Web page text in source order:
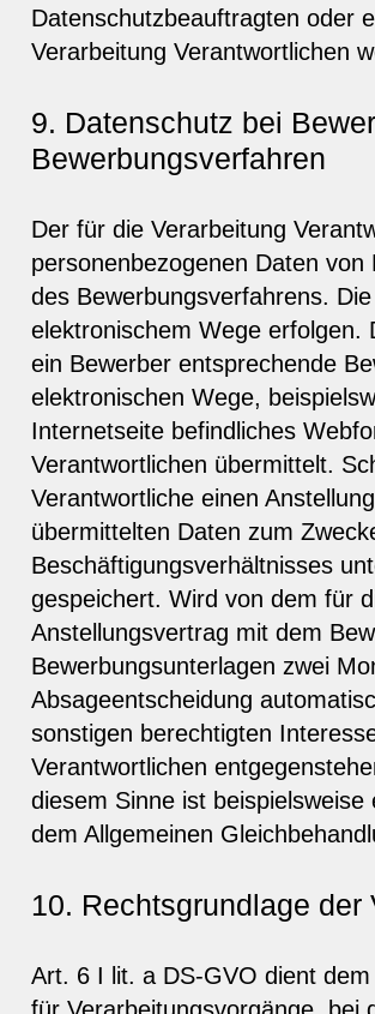
Datenschutzbeauftragten oder
Verarbeitung Verantwortlichen
9. Datenschutz bei
Bewerbungsverfahren
Der für die Verarbeitung
personenbezogenen Daten
des Bewerbungsverfahrens.
elektronischem Wege erfolgen.
ein Bewerber entsprechende
elektronischen Wege,
Internetseite befindliches
Verantwortlichen übermittelt.
Verantwortliche einen
übermittelten Daten zum
Beschäftigungsverhältnisses
gespeichert. Wird von dem für
Anstellungsvertrag mit dem
Bewerbungsunterlagen zwei
Absageentscheidung
sonstigen berechtigten
Verantwortlichen
diesem Sinne ist
dem Allgemeinen
10. Rechtsgrundlage der
Art. 6 I lit. a DS-GVO dient